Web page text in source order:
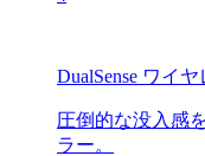
DualSense ワイ
圧倒的な没入感
ラー。